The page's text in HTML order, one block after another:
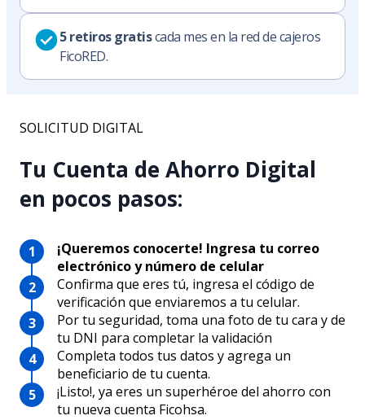
5 retiros gratiscada mes en la red de cajeros
FicoRED.
SOLICITUD DIGITAL
Tu Cuenta de Ahorro Digital
en pocos pasos:
¡Queremos conocerte! Ingresa tu correo
electrónico y número de celular
Confirma que eres tú, ingresa el código de
verificación que enviaremos a tu celular.
Por tu seguridad, toma una foto de tu cara y de
tu DNI para completar la validación
Completa todos tus datos y agrega un
beneficiario de tu cuenta.
¡Listo!, ya eres un superhéroe del ahorro con
tu nueva cuenta Ficohsa.